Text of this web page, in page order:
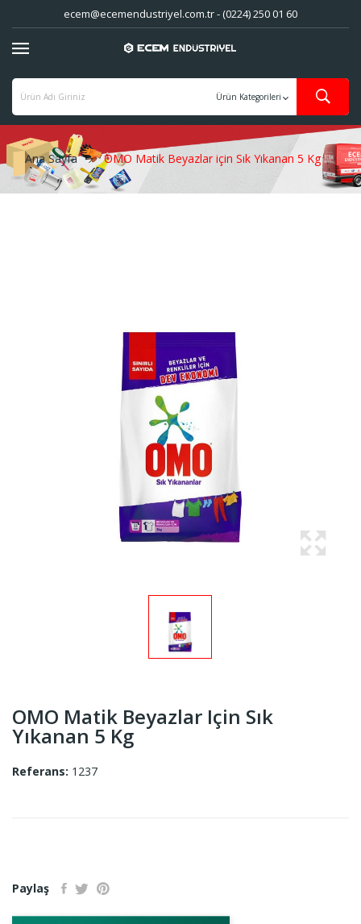
ecem@ecemendustriyel.com.tr - (0224) 250 01 60
Ana Sayfa OMO Matik Beyazlar için Sık Yıkanan 5 Kg
OMO Matik Beyazlar Için Sık
Yıkanan 5 Kg
Referans: 1237
Paylaş